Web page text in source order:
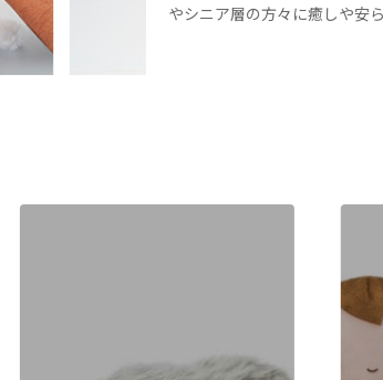
やシニア層の方々に癒しや安